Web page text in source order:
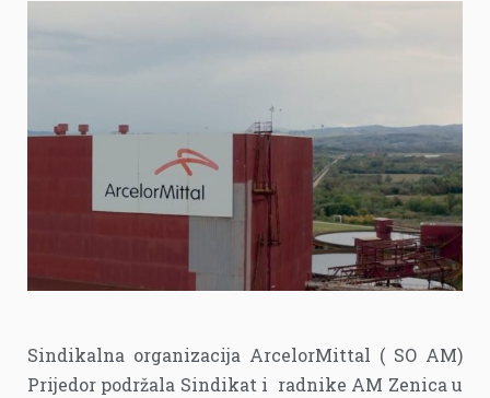
Sindikalna organizacija ArcelorMittal ( SO AM)
Prijedor podržala Sindikat i radnike AM Zenica u